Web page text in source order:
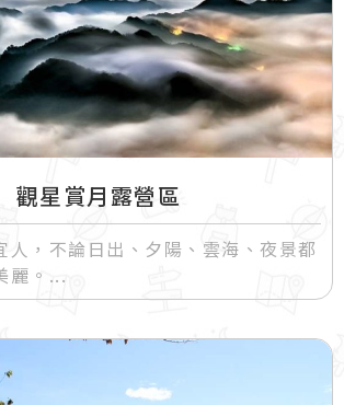
觀星賞月露營區
人，不論日出、夕陽、雲海、夜景都
麗。